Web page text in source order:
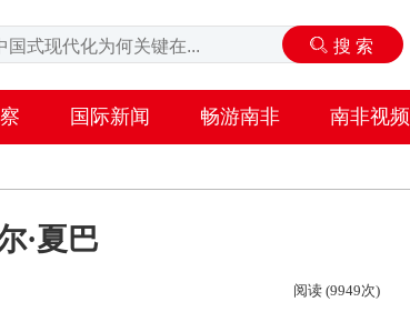
国际新闻 畅游南非 南非视频
·夏巴
阅读 (9949次)